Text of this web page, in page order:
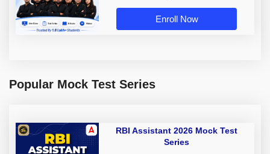
Enroll Now
Popular Mock Test Series
RBI Assistant 2026 Mock Test
Series